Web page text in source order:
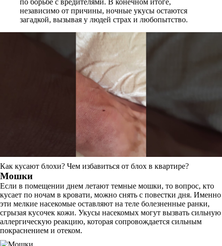
по борьбе с вредителями. В конечном итоге,
независимо от причины, ночные укусы остаются
загадкой, вызывая у людей страх и любопытство.
Как кусают блохи? Чем избавиться от блох в квартире?
Мошки
Если в помещении днем летают темные мошки, то вопрос, кто
кусает по ночам в кровати, можно снять с повестки дня. Именно
эти мелкие насекомые оставляют на теле болезненные ранки,
сгрызая кусочек кожи. Укусы насекомых могут вызвать сильную
аллергическую реакцию, которая сопровождается сильным
покраснением и отеком.